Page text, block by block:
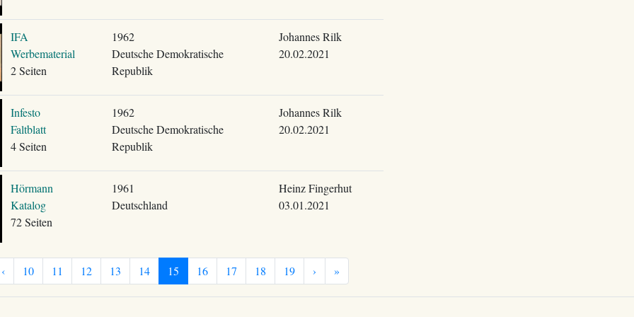
IFA
Werbematerial
2 Seiten
1962
Deutsche Demokratische
Republik
Johannes Rilk
20.02.2021
Infesto
Faltblatt
4 Seiten
1962
Deutsche Demokratische
Republik
Johannes Rilk
20.02.2021
Hörmann
Katalog
72 Seiten
1961
Deutschland
Heinz Fingerhut
03.01.2021
‹ 10 11 12 13 14 15 16 17 18 19 › »